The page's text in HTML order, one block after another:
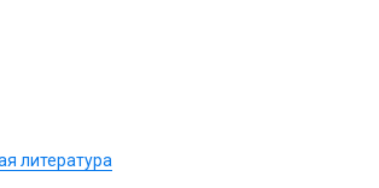
литература